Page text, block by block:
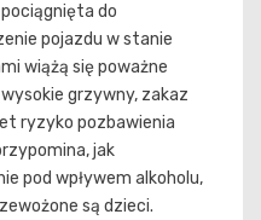
do
pojazdu w stanie
wiążą się poważne
grzywny, zakaz
ryzyko pozbawienia
jak
pod wpływem alkoholu,
są dzieci.